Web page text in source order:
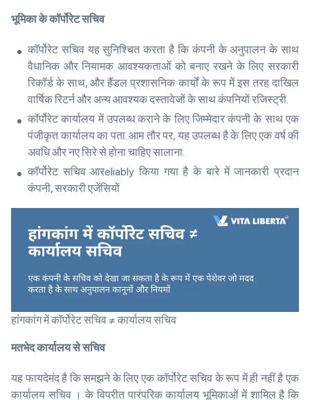
भूमिकाकेकॉर्पोरेटसचिव
कॉर्पोरेट सचिव यह सुनिश्चित करता है कि कंपनी के अनुपालन के साथ
वैधानिक और नियामक आवश्यकताओं को बनाए रखने के लिए सरकारी
रिकॉर्ड के साथ, और हैंडल प्रशासनिक कार्यों के रूप में इस तरह दाखिल
वार्षिक रिटर्न और अन्य आवश्यक दस्तावेजों के साथ कंपनियों रजिस्ट्री.
कॉर्पोरेट कार्यालय में उपलब्ध कराने के लिए जिम्मेदार कंपनी के साथ एक
पंजीकृत कार्यालय का पता. आम तौर पर, यह उपलब्ध है के लिए एक वर्ष की
अवधि और नए सिरे से होना चाहिए सालाना.
कॉर्पोरेट सचिव आरeliably किया गया है के बारे में जानकारी प्रदान
कंपनी, सरकारी एजेंसियों
हांगकांग में कॉर्पोरेट सचिव ≠ कार्यालय सचिव
मतभेदकार्यालयसेसचिव
यह फायदेमंद है कि समझने के लिए एक कॉर्पोरेट सचिव के रूप में ही नहीं है एक
कार्यालय सचिव । के विपरीत पारंपरिक कार्यालय भूमिकाओं में शामिल है कि